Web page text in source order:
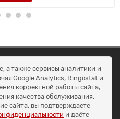
а также сервисы аналитики и
Google Analytics, Ringostat и
корректной работы сайта,
качества обслуживания.
сайта, вы подтверждаете
и даёте